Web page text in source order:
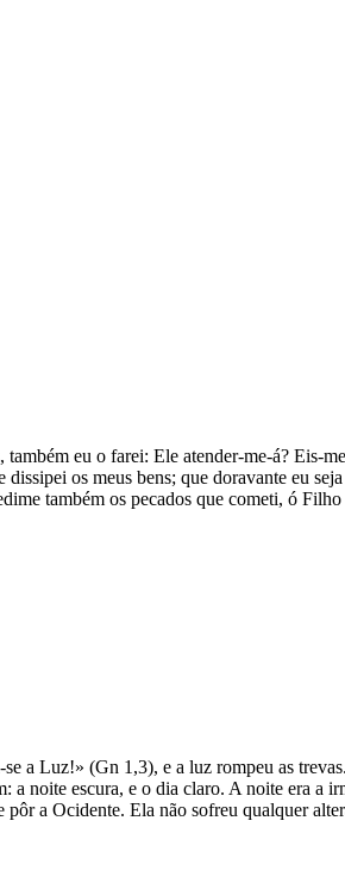
eu o farei: Ele atender-me-á? Eis-
os meus bens; que doravante eu
também os pecados que cometi, ó
a Luz!» (Gn 1,3), e a luz rompeu as
noite escura, e o dia claro. A noite era a
a Ocidente. Ela não sofreu qualquer